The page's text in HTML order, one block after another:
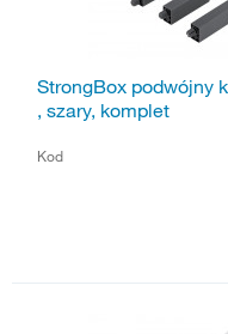
StrongBox podwójny
, szary, komplet
Kod